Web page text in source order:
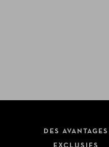
DES AVANTAGES